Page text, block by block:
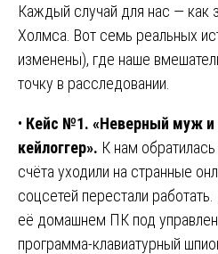
Каждый случай для нас — как
Холмса. Вот семь реальных
изменены), где наше
точку в расследовании.
• Кейс №1. «Неверный муж
кейлоггер». К нам
счёта уходили на странные
соцсетей перестали
её домашнем ПК под
программа-клавиатурный